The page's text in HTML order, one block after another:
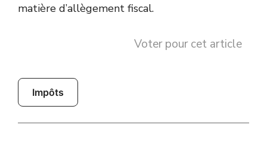
matière d’allègement fiscal.
Voter pour cet article
Impôts